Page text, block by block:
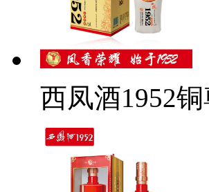
西凤酒1952